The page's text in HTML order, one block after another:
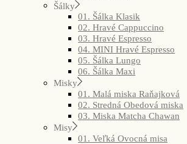
Šálky
01. Šálka Klasik
02. Hravé Cappuccino
03. Hravé Espresso
04. MINI Hravé Espresso
05. Šálka Lungo
06. Šálka Maxi
Misky
01. Malá miska Raňajková
02. Stredná Obedová miska
03. Miska Matcha Chawan
Misy
01. Veľká Ovocná misa